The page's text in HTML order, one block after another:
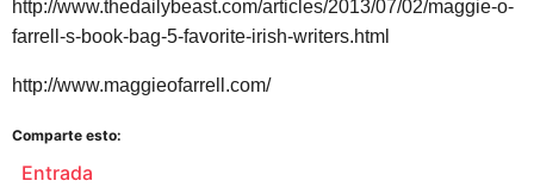
http://www.thedailybeast.com/articles/2013/07/02/maggie-o-
farrell-s-book-bag-5-favorite-irish-writers.html
http://www.maggieofarrell.com/
Comparte esto:
Entrada